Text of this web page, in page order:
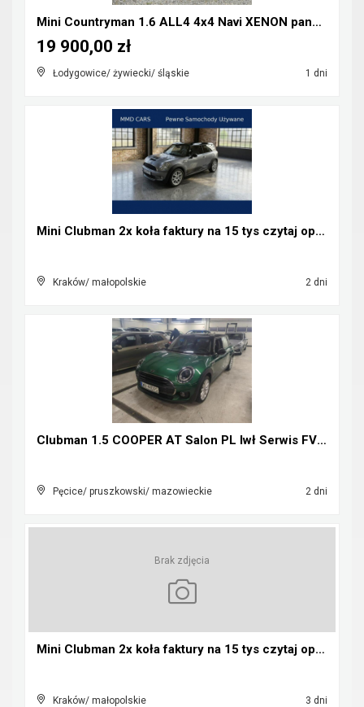
Mini Countryman 1.6 ALL4 4x4 Navi XENON panorama
Łodygowice/ żywiecki/ śląskie 1 dni
19 900,00 zł
Mini Clubman 2x koła faktury na 15 tys czytaj opis...
Kraków/ małopolskie 2 dni
Clubman 1.5 COOPER AT Salon PL Iwł Serwis FV23%
Pęcice/ pruszkowski/ mazowieckie 2 dni
Brak zdjęcia
Mini Clubman 2x koła faktury na 15 tys czytaj opis...
Kraków/ małopolskie 3 dni